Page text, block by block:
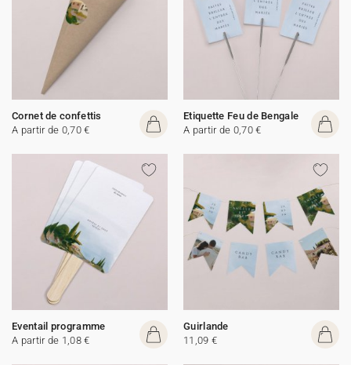
Cornet de confettis
A partir de 0,70 €
Etiquette Feu de Bengale
A partir de 0,70 €
Eventail programme
A partir de 1,08 €
Guirlande
11,09 €